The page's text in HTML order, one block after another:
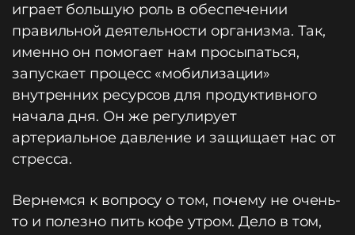
играет большую роль в обеспечении
правильной деятельности организма. Так,
именно он помогает нам просыпаться,
запускает процесс «мобилизации»
внутренних ресурсов для продуктивного
начала дня. Он же регулирует
артериальное давление и защищает нас от
стресса.
Вернемся к вопросу о том, почему не очень-
то и полезно пить кофе утром. Дело в том,